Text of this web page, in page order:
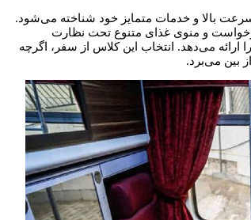
بالا و خدمات متمایز خود شناخته می‌شود.
و منوی غذای متنوع تحت نظارت
ارائه می‌دهد. انتخاب این کلاس از سفر، اگرچه
بین می‌برد.